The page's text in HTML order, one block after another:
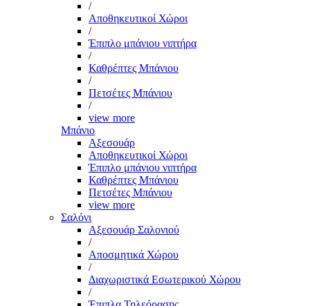
/
Αποθηκευτικοί Χώροι
/
Έπιπλο μπάνιου νιπτήρα
/
Καθρέπτες Μπάνιου
/
Πετσέτες Μπάνιου
/
view more
Μπάνιο
Αξεσουάρ
Αποθηκευτικοί Χώροι
Έπιπλο μπάνιου νιπτήρα
Καθρέπτες Μπάνιου
Πετσέτες Μπάνιου
view more
Σαλόνι
Αξεσουάρ Σαλονιού
/
Αποσμητικά Χώρου
/
Διαχωριστικά Εσωτερικού Χώρου
/